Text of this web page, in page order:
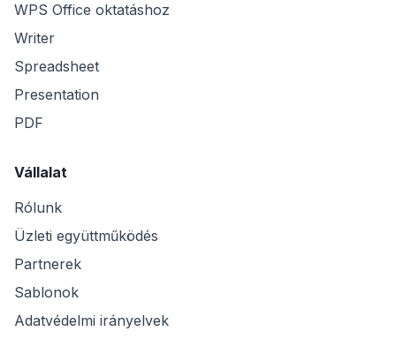
WPS Office oktatáshoz
Writer
Spreadsheet
Presentation
PDF
Vállalat
Rólunk
Üzleti együttműködés
Partnerek
Sablonok
Adatvédelmi irányelvek